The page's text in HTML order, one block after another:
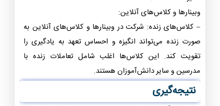
وبینارها و کلاس‌های آنلاین:
– کلاس‌های زنده: شرکت در وبینارها و کلاس‌های آنلاین به
صورت زنده می‌تواند انگیزه و احساس تعهد به یادگیری را
تقویت کند. این کلاس‌ها اغلب شامل تعاملات زنده با
مدرسین و سایر دانش‌آموزان هستند.
نتیجه‌گیری